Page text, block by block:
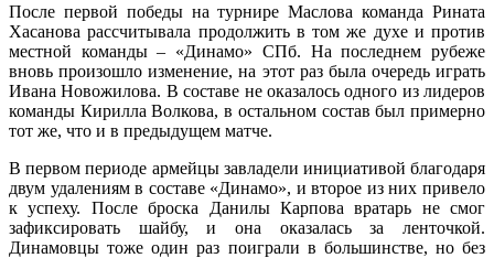
После первой победы на турнире Маслова команда Рината
Хасанова рассчитывала продолжить в том же духе и против
местной команды – «Динамо» СПб. На последнем рубеже
вновь произошло изменение, на этот раз была очередь играть
Ивана Новожилова. В составе не оказалось одного из лидеров
команды Кирилла Волкова, в остальном состав был примерно
тот же, что и в предыдущем матче.
В первом периоде армейцы завладели инициативой благодаря
двум удалениям в составе «Динамо», и второе из них привело
к успеху. После броска Данилы Карпова вратарь не смог
зафиксировать шайбу, и она оказалась за ленточкой.
Динамовцы тоже один раз поиграли в большинстве, но без